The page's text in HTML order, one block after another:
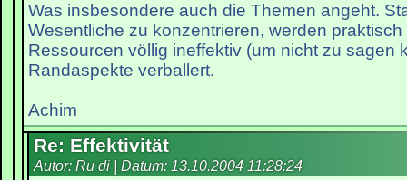
Was insbesondere auch die Themen angeht.
Wesentliche zu konzentrieren, werden
Ressourcen völlig ineffektiv (um nicht zu sagen
Randaspekte verballert.
Achim
Re: Effektivität
Autor: Ru di | Datum: 13.10.2004 11:28:24